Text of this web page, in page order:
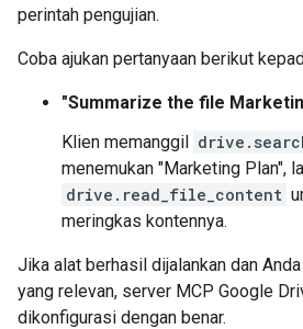
perintah pengujian.
Coba ajukan pertanyaan berikut
"Summarize the file
Klien memanggil
menemukan "Marketing Plan",
drive.read_file_content
meringkas kontennya.
Jika alat berhasil dijalankan dan
yang relevan, server MCP Google
dikonfigurasi dengan benar.